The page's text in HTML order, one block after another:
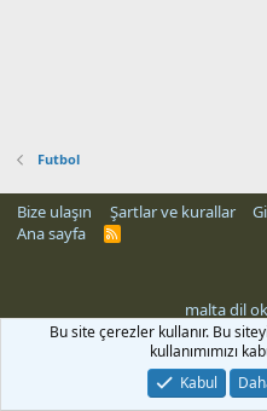
Futbol
Bize ulaşın Şartlar ve kurallar
Ana sayfa
R
malta dil
Bu site çerezler kullanır. Bu
kullanımımızı
Kabul